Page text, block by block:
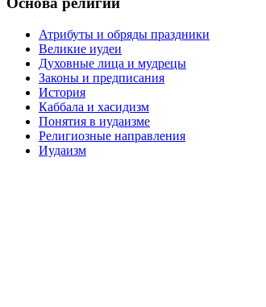
Атрибуты и обряды праздники
Великие иудеи
Духовные лица и мудрецы
Законы и предписания
История
Каббала и хасидизм
Понятия в иудаизме
Религиозные направления
Иудаизм